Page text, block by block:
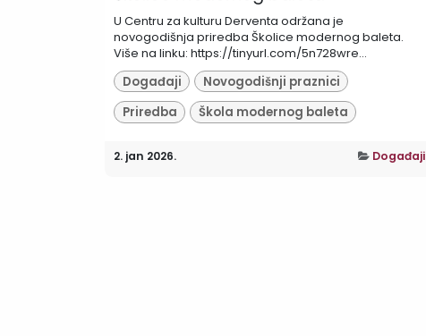
U Centru za kulturu Derventa održana je
novogodišnja priredba Školice modernog baleta.
Više na linku: https://tinyurl.com/5n728wre...
Događaji
Novogodišnji praznici
Priredba
Škola modernog baleta
2. jan 2026. Događaji